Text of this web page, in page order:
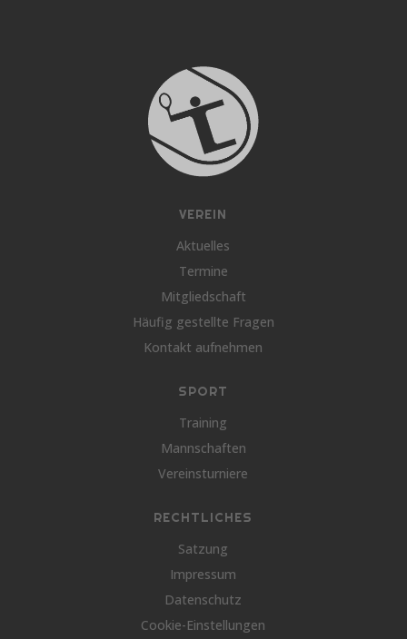
VEREIN
Aktuelles
Termine
Mitgliedschaft
Häufig gestellte Fragen
Kontakt aufnehmen
SPORT
Training
Mannschaften
Vereinsturniere
RECHTLICHES
Satzung
Impressum
Datenschutz
Cookie-Einstellungen